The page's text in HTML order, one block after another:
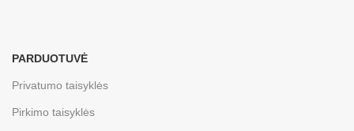
PARDUOTUVĖ
Privatumo taisyklės
Pirkimo taisyklės